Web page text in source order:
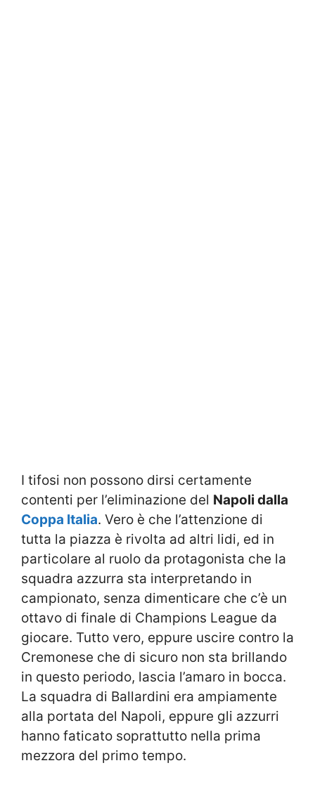
I tifosi non possono dirsi certamente
contenti per l’eliminazione del Napoli dalla
Coppa Italia. Vero è che l’attenzione di
tutta la piazza è rivolta ad altri lidi, ed in
particolare al ruolo da protagonista che la
squadra azzurra sta interpretando in
campionato, senza dimenticare che c’è un
ottavo di finale di Champions League da
giocare. Tutto vero, eppure uscire contro la
Cremonese che di sicuro non sta brillando
in questo periodo, lascia l’amaro in bocca.
La squadra di Ballardini era ampiamente
alla portata del Napoli, eppure gli azzurri
hanno faticato soprattutto nella prima
mezzora del primo tempo.